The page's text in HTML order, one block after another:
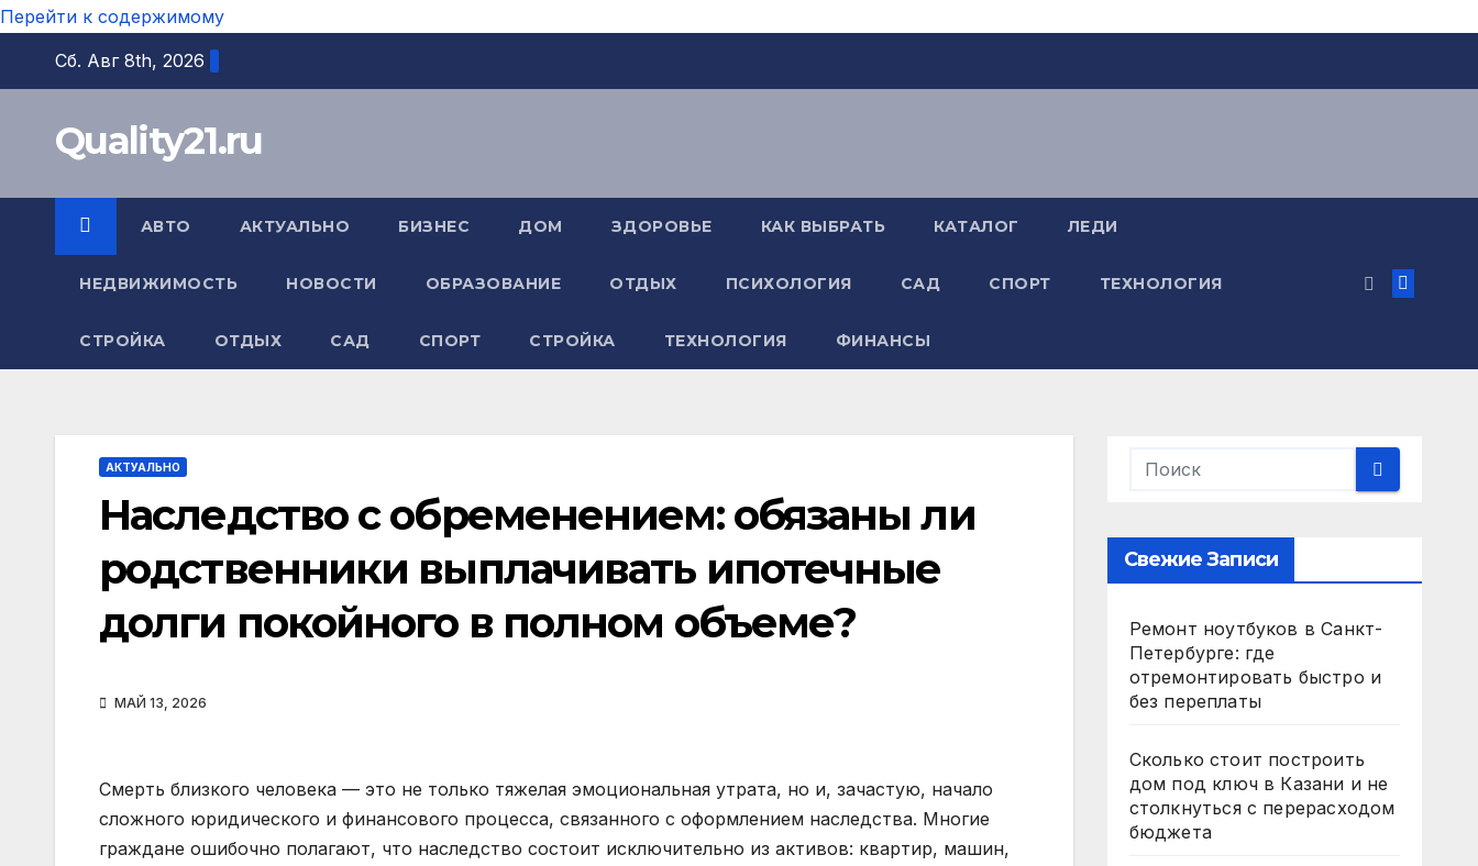
Перейти к содержимому
Сб. Авг 8th, 2026
Quality21.ru
АВТО АКТУАЛЬНО БИЗНЕС ДОМ ЗДОРОВЬЕ КАК ВЫБРАТЬ КАТАЛОГ ЛЕДИ
НЕДВИЖИМОСТЬ НОВОСТИ ОБРАЗОВАНИЕ ОТДЫХ ПСИХОЛОГИЯ САД СПОРТ ТЕХНОЛОГИЯ
СТРОЙКА ОТДЫХ САД СПОРТ СТРОЙКА ТЕХНОЛОГИЯ ФИНАНСЫ
АКТУАЛЬНО
Наследство с обременением: обязаны ли
родственники выплачивать ипотечные
долги покойного в полном объеме?
МАЙ 13, 2026
Смерть близкого человека — это не только тяжелая эмоциональная утрата, но и, зачастую, начало
сложного юридического и финансового процесса, связанного с оформлением наследства. Многие
граждане ошибочно полагают, что наследство состоит исключительно из активов: квартир, машин,
Свежие Записи
Ремонт ноутбуков в Санкт-
Петербурге: где
отремонтировать быстро и
без переплаты
Сколько стоит построить
дом под ключ в Казани и не
столкнуться с перерасходом
бюджета